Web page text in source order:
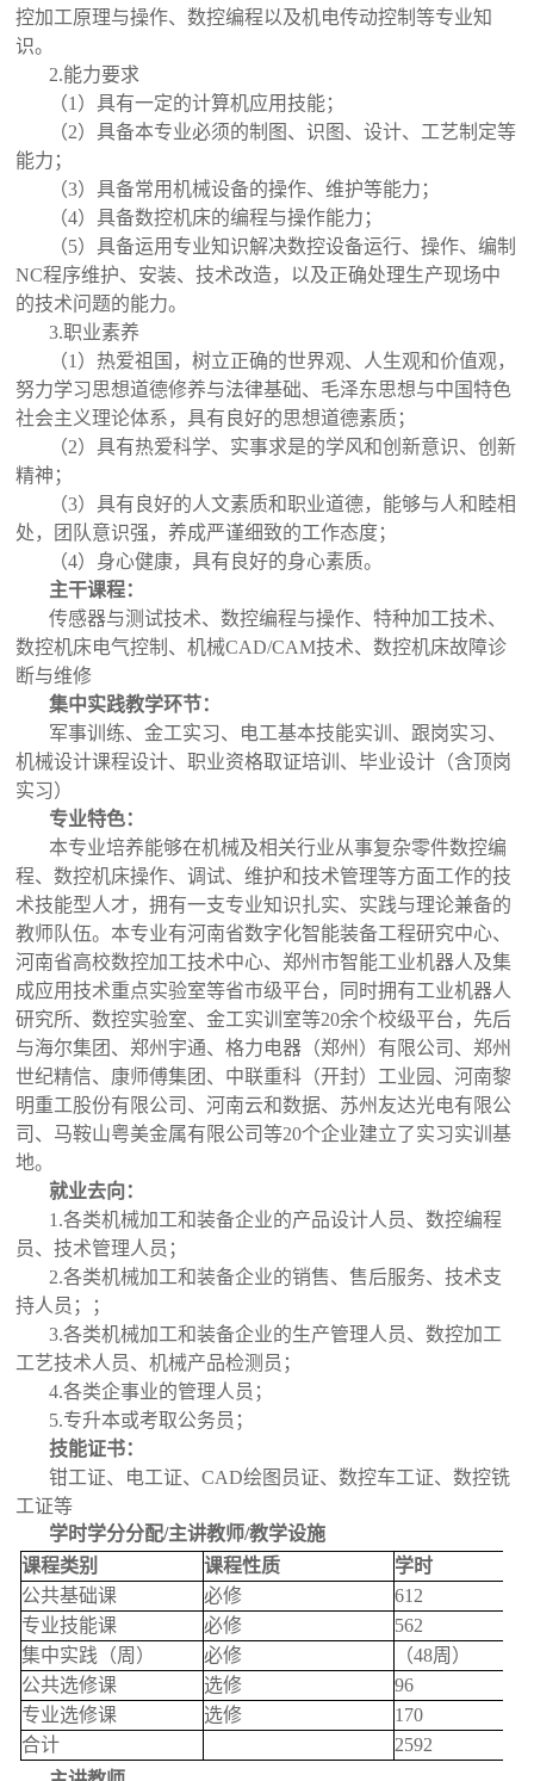
控加工原理与操作、数控编程以及机电传动控制等专业知
识。
2.能力要求
（1）具有一定的计算机应用技能；
（2）具备本专业必须的制图、识图、设计、工艺制定等
能力；
（3）具备常用机械设备的操作、维护等能力；
（4）具备数控机床的编程与操作能力；
（5）具备运用专业知识解决数控设备运行、操作、编制
NC程序维护、安装、技术改造，以及正确处理生产现场中
的技术问题的能力。
3.职业素养
（1）热爱祖国，树立正确的世界观、人生观和价值观，
努力学习思想道德修养与法律基础、毛泽东思想与中国特色
社会主义理论体系，具有良好的思想道德素质；
（2）具有热爱科学、实事求是的学风和创新意识、创新
精神；
（3）具有良好的人文素质和职业道德，能够与人和睦相
处，团队意识强，养成严谨细致的工作态度；
（4）身心健康，具有良好的身心素质。
主干课程：
传感器与测试技术、数控编程与操作、特种加工技术、
数控机床电气控制、机械CAD/CAM技术、数控机床故障诊
断与维修
集中实践教学环节：
军事训练、金工实习、电工基本技能实训、跟岗实习、
机械设计课程设计、职业资格取证培训、毕业设计（含顶岗
实习）
专业特色：
本专业培养能够在机械及相关行业从事复杂零件数控编
程、数控机床操作、调试、维护和技术管理等方面工作的技
术技能型人才，拥有一支专业知识扎实、实践与理论兼备的
教师队伍。本专业有河南省数字化智能装备工程研究中心、
河南省高校数控加工技术中心、郑州市智能工业机器人及集
成应用技术重点实验室等省市级平台，同时拥有工业机器人
研究所、数控实验室、金工实训室等20余个校级平台，先后
与海尔集团、郑州宇通、格力电器（郑州）有限公司、郑州
世纪精信、康师傅集团、中联重科（开封）工业园、河南黎
明重工股份有限公司、河南云和数据、苏州友达光电有限公
司、马鞍山粤美金属有限公司等20个企业建立了实习实训基
地。
就业去向 ：
1.各类机械加工和装备企业的产品设计人员、数控编程
员、技术管理人员；
2.各类机械加工和装备企业的销售、售后服务、技术支
持人员；；
3.各类机械加工和装备企业的生产管理人员、数控加工
工艺技术人员、机械产品检测员；
4.各类企事业的管理人员；
5.专升本或考取公务员；
技能证书：
钳工证、电工证、CAD绘图员证、数控车工证、数控铣
工证等
学时学分分配/主讲教师/教学设施
课程类别
课程性质
学时
公共基础课
必修
612
专业技能课
必修
562
集中实践（周）
必修
（48周）
公共选修课
选修
96
专业选修课
选修
170
合计
2592